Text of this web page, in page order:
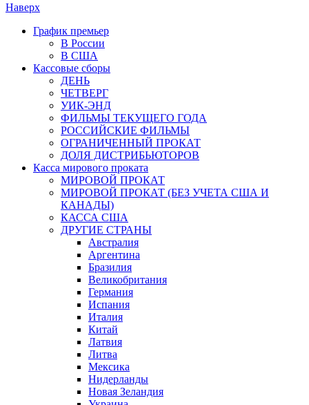
Наверх
График премьер
В России
В США
Кассовые сборы
ДЕНЬ
ЧЕТВЕРГ
УИК-ЭНД
ФИЛЬМЫ ТЕКУЩЕГО ГОДА
РОССИЙСКИЕ ФИЛЬМЫ
ОГРАНИЧЕННЫЙ ПРОКАТ
ДОЛЯ ДИСТРИБЬЮТОРОВ
Касса мирового проката
МИРОВОЙ ПРОКАТ
МИРОВОЙ ПРОКАТ (БЕЗ УЧЕТА США И
КАНАДЫ)
КАССА США
ДРУГИЕ СТРАНЫ
Австралия
Аргентина
Бразилия
Великобритания
Германия
Испания
Италия
Китай
Латвия
Литва
Мексика
Нидерланды
Новая Зеландия